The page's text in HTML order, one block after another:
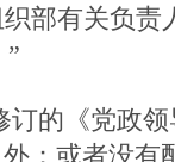
部有关负责
的《党政
；或者没有